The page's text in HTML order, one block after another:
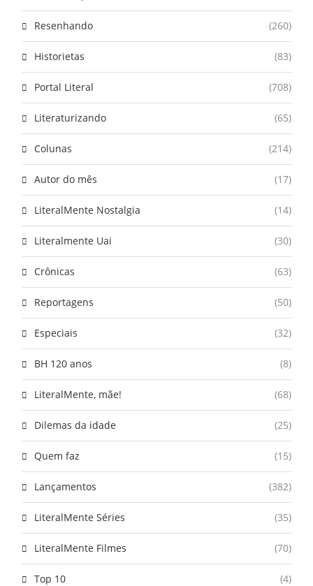
Resenhando (260)
Historietas (83)
Portal Literal (708)
Literaturizando (65)
Colunas (214)
Autor do mês (17)
LiteralMente Nostalgia (14)
Literalmente Uai (30)
Crônicas (63)
Reportagens (50)
Especiais (32)
BH 120 anos (8)
LiteralMente, mãe! (68)
Dilemas da idade (25)
Quem faz (15)
Lançamentos (382)
LiteralMente Séries (35)
LiteralMente Filmes (70)
Top 10 (4)